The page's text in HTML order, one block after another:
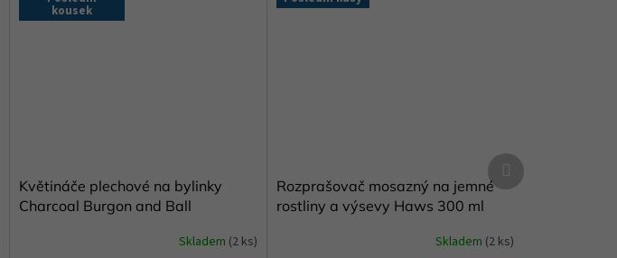
kousek
Květináče plechové na bylinky
Charcoal Burgon and Ball
Skladem (2 ks)
Rozprašovač mosazný na jemné
rostliny a výsevy Haws 300 ml
Skladem (2 ks)
Další
produkt